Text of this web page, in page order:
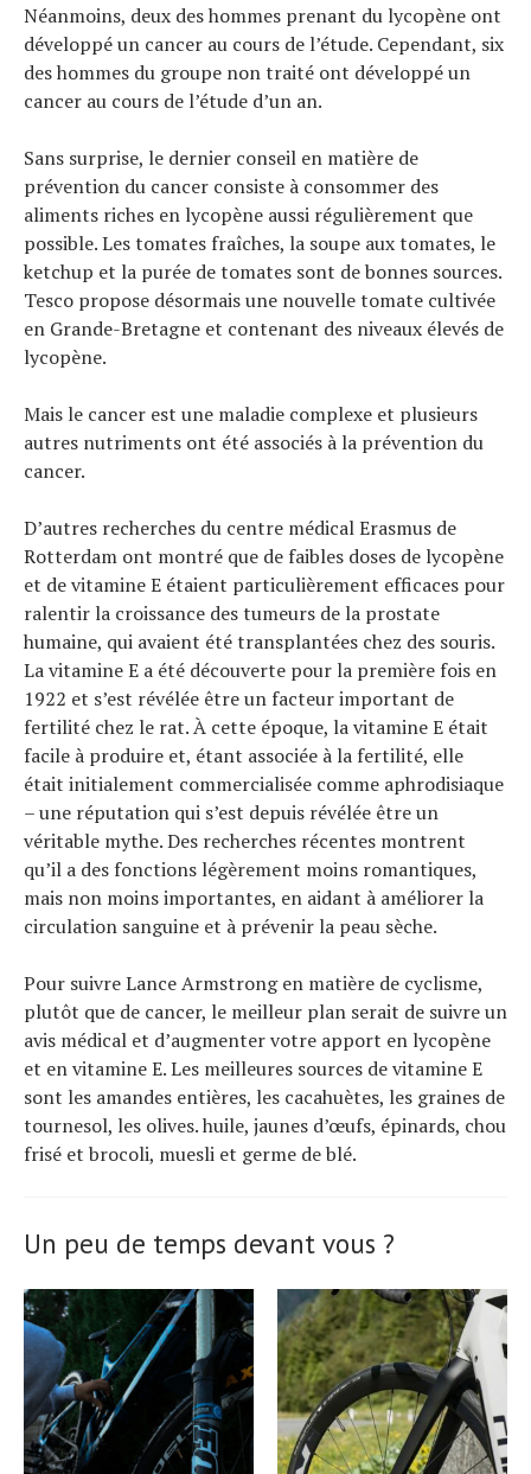
Néanmoins, deux des hommes prenant du lycopène ont
développé un cancer au cours de l’étude. Cependant, six
des hommes du groupe non traité ont développé un
cancer au cours de l’étude d’un an.
Sans surprise, le dernier conseil en matière de
prévention du cancer consiste à consommer des
aliments riches en lycopène aussi régulièrement que
possible. Les tomates fraîches, la soupe aux tomates, le
ketchup et la purée de tomates sont de bonnes sources.
Tesco propose désormais une nouvelle tomate cultivée
en Grande-Bretagne et contenant des niveaux élevés de
lycopène.
Mais le cancer est une maladie complexe et plusieurs
autres nutriments ont été associés à la prévention du
cancer.
D’autres recherches du centre médical Erasmus de
Rotterdam ont montré que de faibles doses de lycopène
et de vitamine E étaient particulièrement efficaces pour
ralentir la croissance des tumeurs de la prostate
humaine, qui avaient été transplantées chez des souris.
La vitamine E a été découverte pour la première fois en
1922 et s’est révélée être un facteur important de
fertilité chez le rat. À cette époque, la vitamine E était
facile à produire et, étant associée à la fertilité, elle
était initialement commercialisée comme aphrodisiaque
– une réputation qui s’est depuis révélée être un
véritable mythe. Des recherches récentes montrent
qu’il a des fonctions légèrement moins romantiques,
mais non moins importantes, en aidant à améliorer la
circulation sanguine et à prévenir la peau sèche.
Pour suivre Lance Armstrong en matière de cyclisme,
plutôt que de cancer, le meilleur plan serait de suivre un
avis médical et d’augmenter votre apport en lycopène
et en vitamine E. Les meilleures sources de vitamine E
sont les amandes entières, les cacahuètes, les graines de
tournesol, les olives. huile, jaunes d’œufs, épinards, chou
frisé et brocoli, muesli et germe de blé.
Un peu de temps devant vous ?